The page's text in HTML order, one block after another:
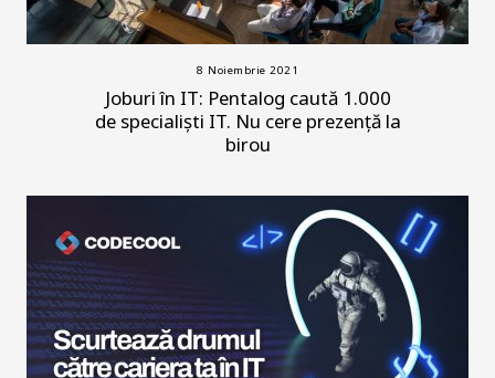
8 Noiembrie 2021
Joburi în IT: Pentalog caută 1.000
de specialiști IT. Nu cere prezență la
birou